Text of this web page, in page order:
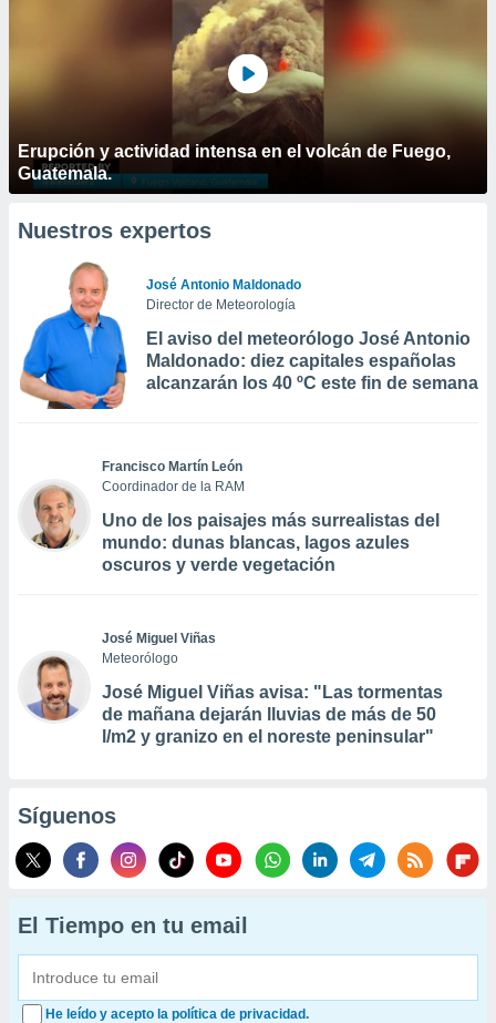
Erupción y actividad intensa en el volcán de Fuego,
Guatemala.
Nuestros expertos
José Antonio Maldonado
Director de Meteorología
El aviso del meteorólogo José Antonio
Maldonado: diez capitales españolas
alcanzarán los 40 ºC este fin de semana
Francisco Martín León
Coordinador de la RAM
Uno de los paisajes más surrealistas del
mundo: dunas blancas, lagos azules
oscuros y verde vegetación
José Miguel Viñas
Meteorólogo
José Miguel Viñas avisa: "Las tormentas
de mañana dejarán lluvias de más de 50
l/m2 y granizo en el noreste peninsular"
Síguenos
El Tiempo en tu email
He leído y acepto la política de privacidad.